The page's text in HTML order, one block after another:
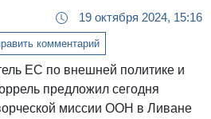
19 октября 2024, 15:16
комментарий
ЕС по внешней политике и
предложил сегодня
миссии ООН в Ливане